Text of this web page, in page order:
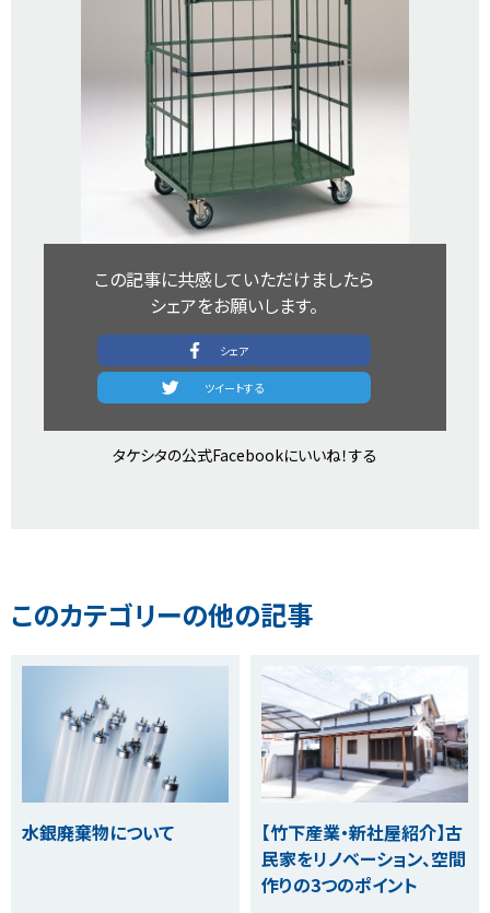
この記事に共感していただけましたら​
シェアをお願いします。​
シェア​
​ツイートする​
タケシタの公式Facebookにいいね！する​
このカテゴリーの他の記事
水銀廃棄物について
【竹下産業・新社屋紹介】古
民家をリノベーション、空間
作りの3つのポイント